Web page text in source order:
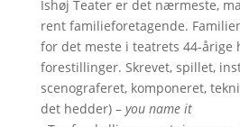
Ishøj Teater er det nærmeste,
rent familieforetagende.
for det meste i teatrets 44-årige
forestillinger. Skrevet, spillet,
scenograferet, komponeret,
det hedder) – you name it